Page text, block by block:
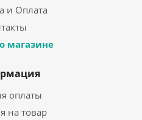
и Оплата
магазине
оплаты
на товар